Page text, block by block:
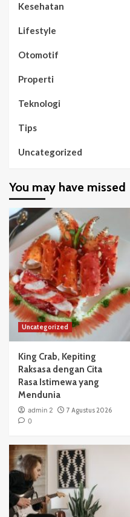
Kesehatan
Lifestyle
Otomotif
Properti
Teknologi
Tips
Uncategorized
You may have missed
Uncategorized
King Crab, Kepiting
Raksasa dengan Cita
Rasa Istimewa yang
Mendunia
admin 2
7 Agustus 2026
0